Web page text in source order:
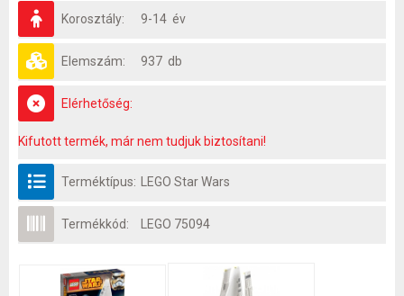
Korosztály: 9-14 év
Elemszám: 937 db
Elérhetőség:
Kifutott termék, már nem tudjuk biztosítani!
Terméktípus: LEGO Star Wars
Termékkód: LEGO 75094